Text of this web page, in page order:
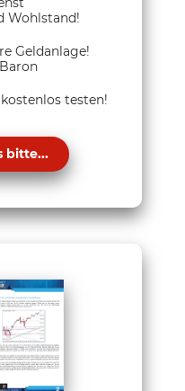
Wohlstand!
Geldanlage!
testen!
bitte...